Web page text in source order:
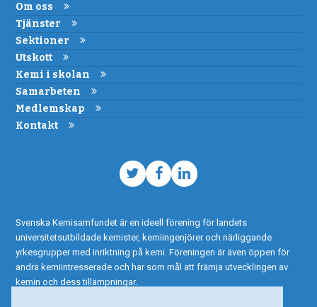
Om oss
Tjänster
Sektioner
Utskott
Kemi i skolan
Samarbeten
Medlemskap
Kontakt
TwitterFacebook
LinkedIn
Svenska Kemisamfundet är en ideell förening för landets
universitetsutbildade kemister, kemiingenjörer och närliggande
yrkesgrupper med inriktning på kemi. Föreningen är även öppen för
andra kemiintresserade och har som mål att främja utvecklingen av
kemin och dess tillämpningar.